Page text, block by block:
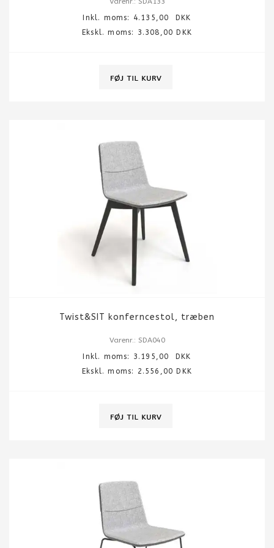
Inkl. moms: 4.135,00
DKK
Ekskl. moms: 3.308,00 DKK
Twist&SIT konferncestol, træben
Varenr.: SDA040
Inkl. moms: 3.195,00
DKK
Ekskl. moms: 2.556,00 DKK